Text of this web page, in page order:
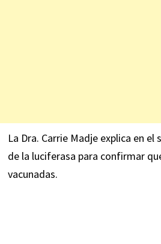
La Dra. Carrie Madje explica en
de la luciferasa para confirmar
vacunadas.